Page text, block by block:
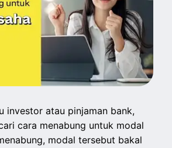
investor atau pinjaman bank,
cara menabung untuk modal
modal tersebut bakal